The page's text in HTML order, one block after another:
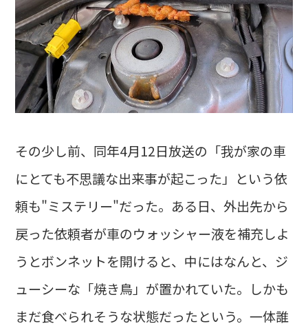
その少し前、同年4月12日放送の「我が家の車
にとても不思議な出来事が起こった」という依
頼も"ミステリー"だった。ある日、外出先から
戻った依頼者が車のウォッシャー液を補充しよ
うとボンネットを開けると、中にはなんと、ジ
ューシーな「焼き鳥」が置かれていた。しかも
まだ食べられそうな状態だったという。一体誰